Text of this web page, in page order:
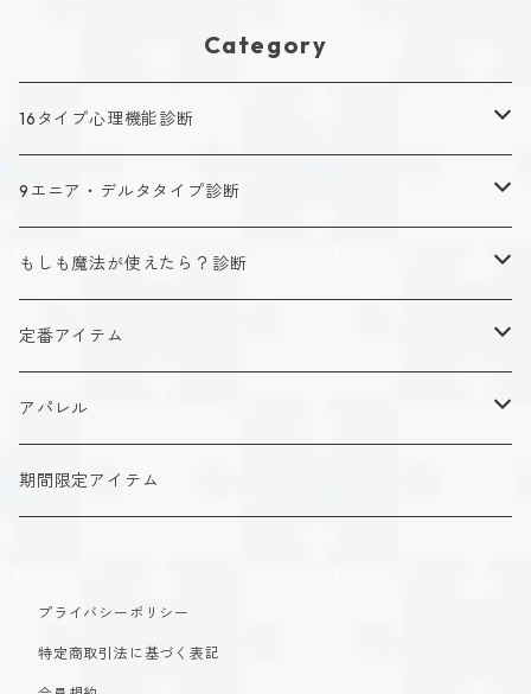
Category
16タイプ心理機能診断
キャラクタータイプ
ISTJ（新田 理央）
ISFJ（花園 明日香）
INFP（夜月 夢乃）
定番アイテム
アクリルストラップ
アクリルスタンド
9エニア・デルタタイプ診断
キャラクタータイプ
タイプ１-正す人
タイプ２-助ける人
ホーリーデザイン
ダークデザイン
定番アイテム
アクリルスタンド
マグカップ
もしも魔法が使えたら？診断
魔法スタイル
生命魔法~Vitality~
自然魔法~Elemental~
創造魔法~Genesis~
αシリーズ
βシリーズ
アクリルストラップ
アクリルスタンド
定番アイテム
アクリルストラップ
アクリルスタンド
アパレル
Tシャツ
パーカー
期間限定アイテム
プライバシーポリシー
特定商取引法に基づく表記